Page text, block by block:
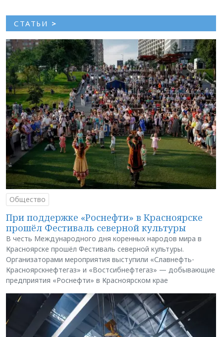
СТАТЬИ >
Общество
При поддержке «Роснефти» в Красноярске
прошёл Фестиваль северной культуры
В честь Международного дня коренных народов мира в
Красноярске прошёл Фестиваль северной культуры.
Организаторами мероприятия выступили «Славнефть-
Красноярскнефтегаз» и «Востсибнефтегаз» — добывающие
предприятия «Роснефти» в Красноярском крае